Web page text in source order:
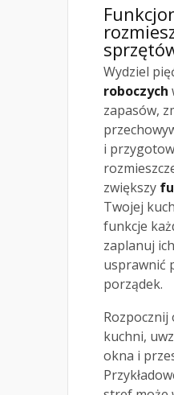
Wydziel
roboczych
zapasów,
i
zwiększy
Twojej
funkcje
zaplanuj
usprawnić
porządek.
kuchni,
okna i